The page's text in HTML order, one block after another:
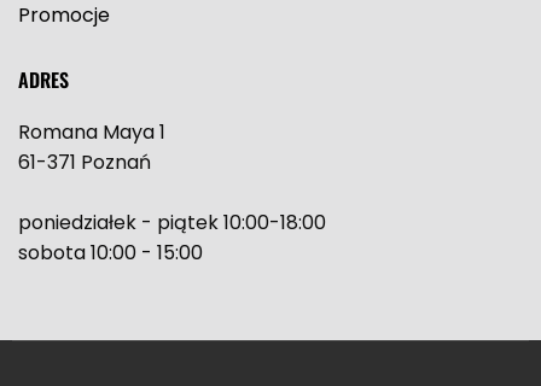
Promocje
ADRES
Romana Maya 1
61-371 Poznań
poniedziałek - piątek 10:00-18:00
sobota 10:00 - 15:00